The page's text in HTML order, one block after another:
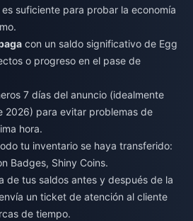
suficiente para probar la economía
con un saldo significativo de Egg
o progreso en el pase de
7 días del anuncio (idealmente
2026) para evitar problemas de
hora.
tu inventario se haya transferido:
Badges, Shiny Coins.
de tus saldos antes y después de la
un ticket de atención al cliente
de tiempo.